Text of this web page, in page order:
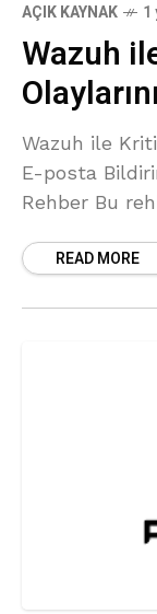
AÇIK KAYNAK 1
Wazuh
Wazuh ile
E-posta
Rehber Bu
oturum açma
READ MORE